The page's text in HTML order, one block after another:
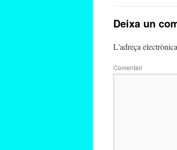
Deixa un
L'adreça
Comentari